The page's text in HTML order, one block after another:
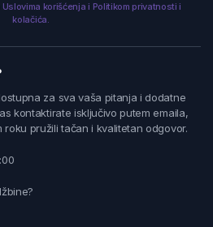
Uslovima korišćenja i Politikom privatnosti i
kolačića.
za sva vaša pitanja i dodatne
kontaktirate isključivo putem emaila,
pružili tačan i kvalitetan odgovor.